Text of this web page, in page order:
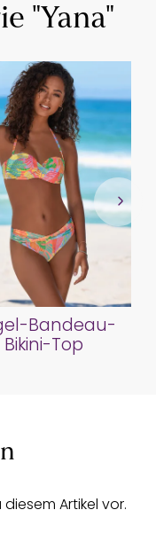
"Yana"
Bandeau-
Bikini-Top
Artikel vor.